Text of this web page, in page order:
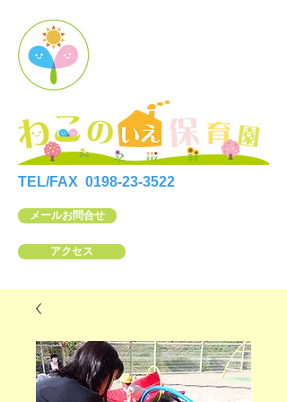
TEL/FAX 0198-23-3522
メールお問合せ
アクセス